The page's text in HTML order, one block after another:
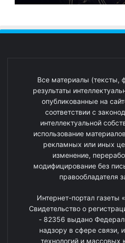
Все материалы (тексты,
результаты
опубликованные на
соответствии с
интеллектуальной
использование
рекламных или иных
изменение,
модифицирование без
правообладателя
Интернет-портал газеты
Свидетельство о
- 82356 выдано
надзору в сфере связи,
технологий и массовых